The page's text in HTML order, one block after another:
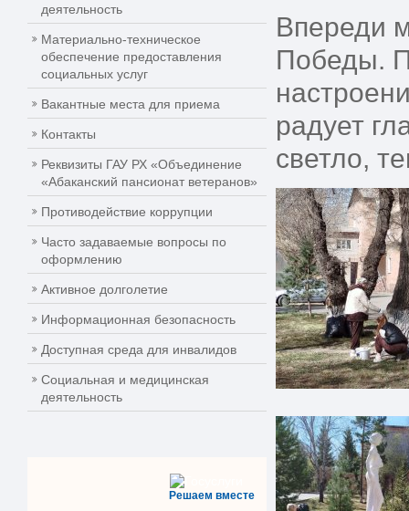
деятельность
Материально-техническое
обеспечение предоставления
социальных услуг
Вакантные места для приема
Контакты
Реквизиты ГАУ РХ «Объединение
«Абаканский пансионат ветеранов»
Противодействие коррупции
Часто задаваемые вопросы по
оформлению
Активное долголетие
Информационная безопасность
Доступная среда для инвалидов
Социальная и медицинская
деятельность
Решаем вместе
Впереди
Победы.
радует
светло,